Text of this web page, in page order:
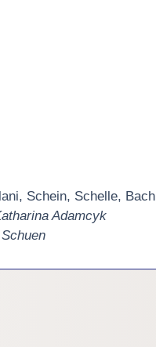
Schein, Schelle, Bach
Adamcyk